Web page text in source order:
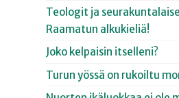
Teologit ja
Raamatun alkukieliä!
Joko kelpaisin itselleni?
Turun yössä on rukoiltu